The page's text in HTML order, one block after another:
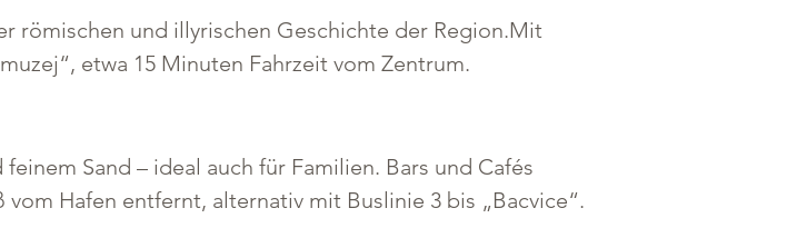
römischen und illyrischen Geschichte der Region.Mit
etwa 15 Minuten Fahrzeit vom Zentrum.
Sand – ideal auch für Familien. Bars und Cafés
Hafen entfernt, alternativ mit Buslinie 3 bis „Bacvice“.